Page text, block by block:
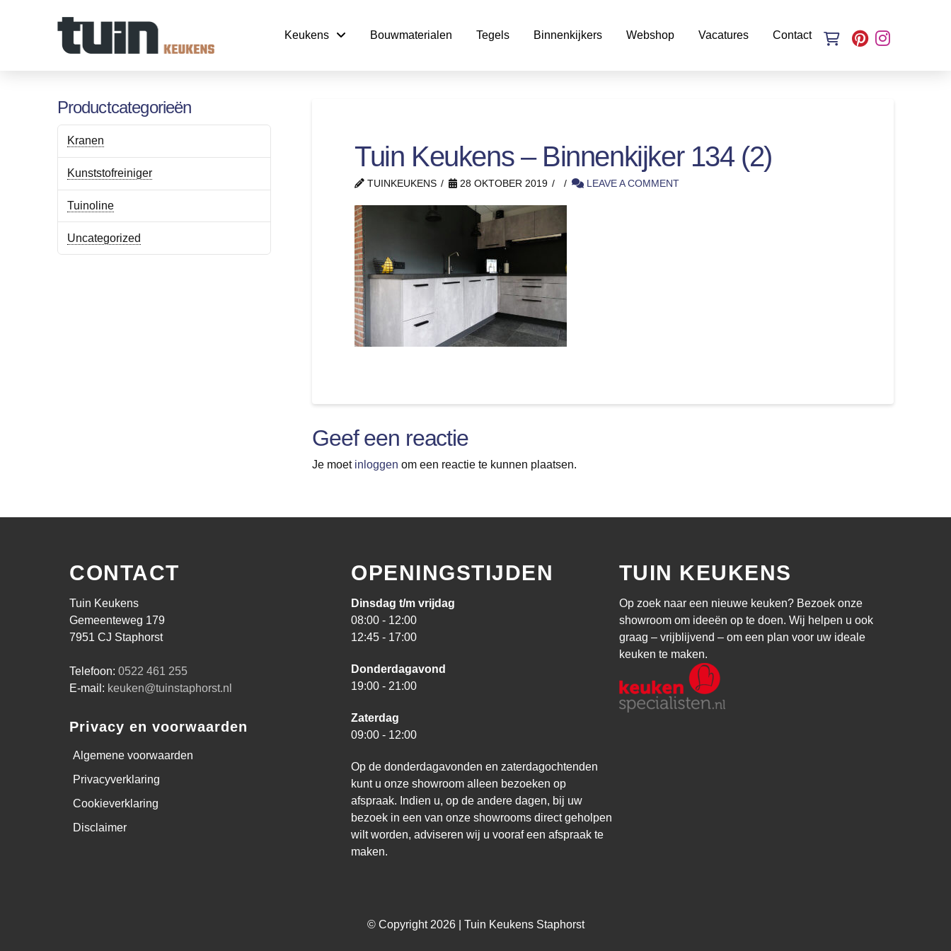
Keukens Bouwmaterialen Tegels Binnenkijkers Webshop Vacatures Contact
Tuin Keukens – Binnenkijker 134 (2)
TUINKEUKENS 28 OKTOBER 2019 LEAVE A COMMENT
Geef een reactie
Je moet inloggen om een reactie te kunnen plaatsen.
Productcategorieën
Kranen
Kunststofreiniger
Tuinoline
Uncategorized
CONTACT
Tuin Keukens
Gemeenteweg 179
7951 CJ Staphorst
Telefoon:0522 461 255
E-mail: keuken@tuinstaphorst.nl
Privacy en voorwaarden
Algemene voorwaarden
Privacyverklaring
Cookieverklaring
Disclaimer
OPENINGSTIJDEN
Dinsdag t/m vrijdag
08:00 - 12:00
12:45 - 17:00
Donderdagavond
19:00 - 21:00
Zaterdag
09:00 - 12:00
Op de donderdagavonden en zaterdagochtenden
kunt u onze showroom alleen bezoeken op
afspraak. Indien u, op de andere dagen, bij uw
bezoek in een van onze showrooms direct geholpen
wilt worden, adviseren wij u vooraf een afspraak te
maken.
TUIN KEUKENS
Op zoek naar een nieuwe keuken? Bezoek onze
showroom om ideeën op te doen. Wij helpen u ook
graag – vrijblijvend – om een plan voor uw ideale
keuken te maken.
© Copyright 2026 | Tuin Keukens Staphorst